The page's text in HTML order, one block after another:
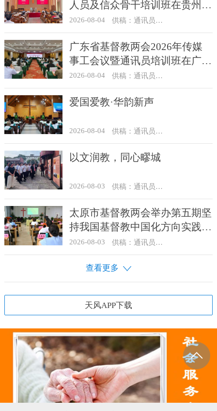
人员及信众骨干培训班在贵州圣
经学校举办
2026-08-04 供稿：通讯员 杨菁
广东省基督教两会2026年传媒
事工会议暨通讯员培训班在广州
举办
2026-08-04 供稿：通讯员 汪浩
爱国爱教·华韵新声
2026-08-04 供稿：通讯员 景健美
以文润教，同心疁城
2026-08-03 供稿：通讯员 景健美
太原市基督教两会举办第五期坚
持我国基督教中国化方向实践能
力专题培训
2026-08-03 供稿：通讯员 王建春 摄影：史爱梅
查看更多
天风APP下载